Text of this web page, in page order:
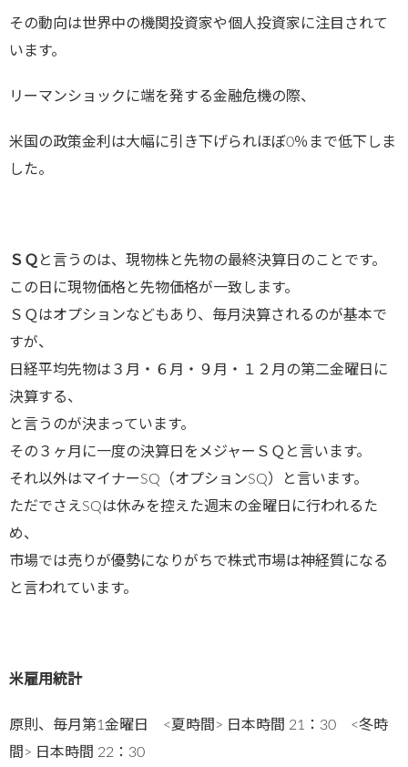
その動向は世界中の機関投資家や個人投資家に注目されて
います。
リーマンショックに端を発する金融危機の際、
米国の政策金利は大幅に引き下げられほぼ0％まで低下しま
した。
ＳＱ と言うのは、現物株と先物の最終決算日のことです。
この日に現物価格と先物価格が一致します。
ＳＱはオプションなどもあり、毎月決算されるのが基本で
すが、
日経平均先物は３月・６月・９月・１２月の第二金曜日に
決算する、
と言うのが決まっています。
その３ヶ月に一度の決算日をメジャーＳＱと言います。
それ以外はマイナーSQ（オプションSQ）と言います。
ただでさえSQは休みを控えた週末の金曜日に行われるた
め、
市場では売りが優勢になりがちで株式市場は神経質になる
と言われています。
米雇用統計
原則、毎月第1金曜日 <夏時間> 日本時間 21：30 <冬時
間> 日本時間 22：30